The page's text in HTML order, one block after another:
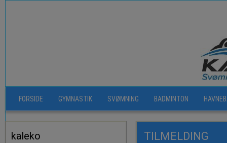
FORSIDE GYMNASTIK SVØMNING BADMINTON
kaleko TILMELDING